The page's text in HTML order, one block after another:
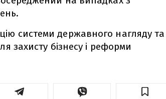
системи державного нагляду та
захисту бізнесу і реформи